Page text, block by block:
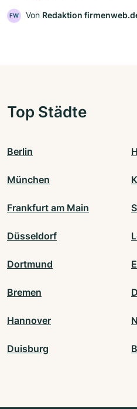
FW Von Redaktion
Top Städte
Berlin
München
Frankfurt am Main
Düsseldorf
Dortmund
Bremen
Hannover
Duisburg